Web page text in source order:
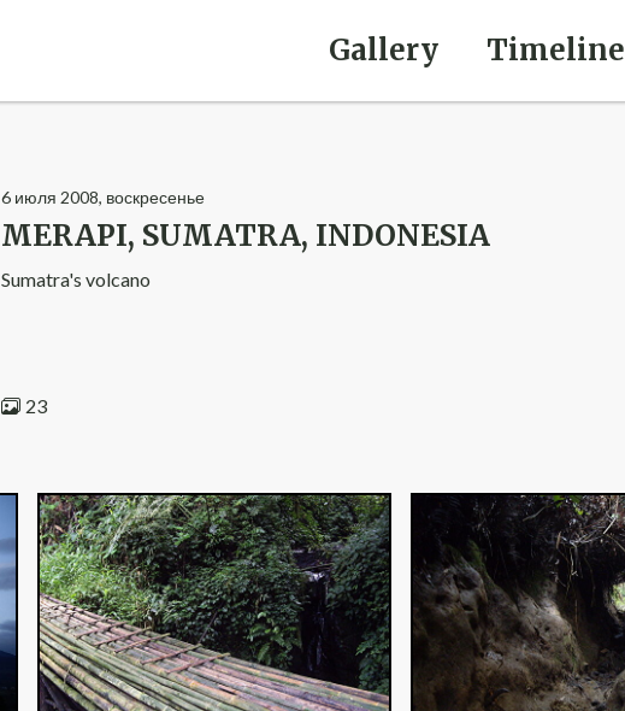
Gallery Timeline
6 июля 2008, воскресенье
MERAPI, SUMATRA, INDONESIA
Sumatra's volcano
23